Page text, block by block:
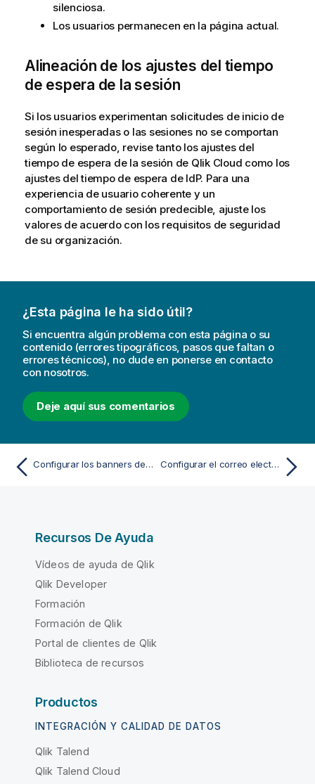
silenciosa.
Los usuarios permanecen en la página actual.
Alineación de los ajustes del tiempo
de espera de la sesión
Si los usuarios experimentan solicitudes de inicio de
sesión inesperadas o las sesiones no se comportan
según lo esperado, revise tanto los ajustes del
tiempo de espera de la sesión de Qlik Cloud como los
ajustes del tiempo de espera de IdP. Para una
experiencia de usuario coherente y un
comportamiento de sesión predecible, ajuste los
valores de acuerdo con los requisitos de seguridad
de su organización.
¿Esta página le ha sido útil?
Si encuentra algún problema con esta página o su
contenido (errores tipográficos, pasos que faltan o
errores técnicos), no dude en ponerse en contacto
con nosotros.
Deje aquí sus comentarios
Configurar los banners de avisos Configurar el correo electrónico para informes y notificaciones
Recursos De Ayuda
Vídeos de ayuda de Qlik
Qlik Developer
Formación
Formación de Qlik
Portal de clientes de Qlik
Biblioteca de recursos
Productos
INTEGRACIÓN Y CALIDAD DE DATOS
Qlik Talend
Qlik Talend Cloud